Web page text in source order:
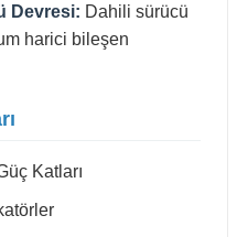
Devresi: Dahili sürücü
harici bileşen
Katları